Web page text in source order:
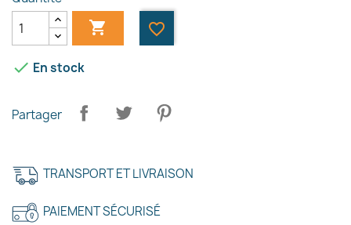
 favorite_border
 En stock
Partager
TRANSPORT ET LIVRAISON
PAIEMENT SÉCURISÉ
Créer une liste d'envies
Nom de la liste d'envies